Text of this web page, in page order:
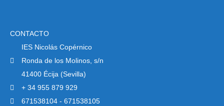
CONTACTO
IES Nicolás Copérnico
Ronda de los Molinos, s/n
41400 Écija (Sevilla)
+ 34 955 879 929
671538104 - 671538105